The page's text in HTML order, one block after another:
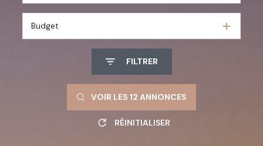
Budget
FILTRER
VOIR LES 12 ANNONCES
RÉINITIALISER